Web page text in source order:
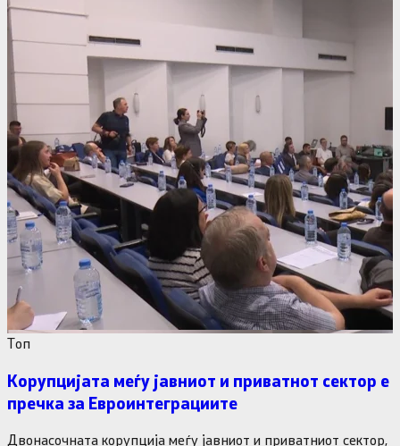
Tоп
Корупцијата меѓу јавниот и приватнот сектор е
пречка за Евроинтеграциите
Двонасочната корупција меѓу јавниот и приватниот сектор,